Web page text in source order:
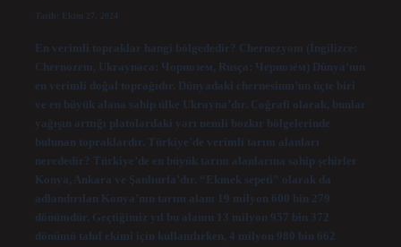
Tarih: Ekim 27, 2024
En verimli topraklar hangi bölgededir? Chernezyom (İngilizce:
Chernozem, Ukraynaca: Чорнозем, Rusça: Чернозём) Dünya’nın
en verimli doğal toprağıdır. Dünyadaki chernesium’un üçte biri
ve en büyük alana sahip ülke Ukrayna’dır. Coğrafi olarak, bunlar
yağışın arttığı platolardaki yarı nemli bozkır bölgelerinde
bulunan topraklardır. Türkiye’de verimli tarım alanları
nerededir? Türkiye’de en büyük tarım alanlarına sahip şehirler
Konya, Ankara ve Şanlıurfa’dır. “Ekmek sepeti” olarak da
adlandırılan Konya’nın tarım alanı 19 milyon 600 bin 279
dönümdür. Geçtiğimiz yıl bu alanın 13 milyon 957 bin 372
dönümü tahıl ekimi için kullanılırken, 4 milyon 980 bin 662